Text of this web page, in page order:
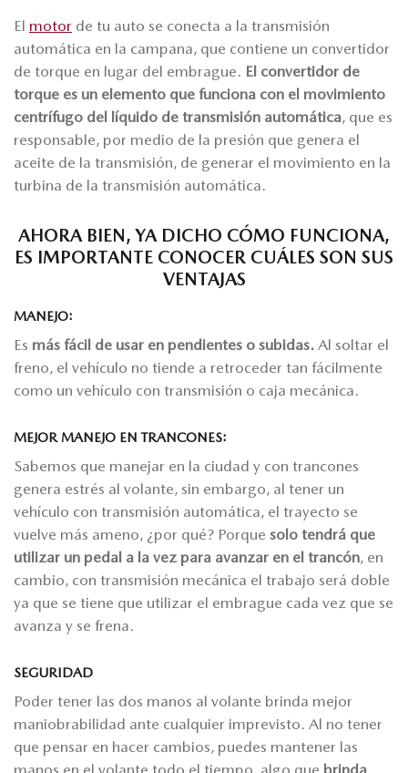
El motor de tu auto se conecta a la transmisión
automática en la campana, que contiene un convertidor
de torque en lugar del embrague. El convertidor de
torque es un elemento que funciona con el movimiento
centrífugo del líquido de transmisión automática, que es
responsable, por medio de la presión que genera el
aceite de la transmisión, de generar el movimiento en la
turbina de la transmisión automática.
AHORA BIEN, YA DICHO CÓMO FUNCIONA,
ES IMPORTANTE CONOCER CUÁLES SON SUS
VENTAJAS
MANEJO:
Es más fácil de usar en pendientes o subidas. Al soltar el
freno, el vehículo no tiende a retroceder tan fácilmente
como un vehículo con transmisión o caja mecánica.
MEJOR MANEJO EN TRANCONES:
Sabemos que manejar en la ciudad y con trancones
genera estrés al volante, sin embargo, al tener un
vehículo con transmisión automática, el trayecto se
vuelve más ameno, ¿por qué? Porque solo tendrá que
utilizar un pedal a la vez para avanzar en el trancón, en
cambio, con transmisión mecánica el trabajo será doble
ya que se tiene que utilizar el embrague cada vez que se
avanza y se frena.
SEGURIDAD
Poder tener las dos manos al volante brinda mejor
maniobrabilidad ante cualquier imprevisto. Al no tener
que pensar en hacer cambios, puedes mantener las
manos en el volante todo el tiempo, algo que brinda